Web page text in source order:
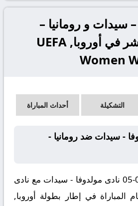
– سيدات و رومانيا –
سيدات بث مباشر في أوروبا, UEFA
Women
التشكيلة أحداث المباراة
- سيدات ضد رومانيا -
يلتقى اليوم 2026-06-05 نادى مولدوفا - سيدات مع نادى
المباراة في إطار بطولة أوروبا,